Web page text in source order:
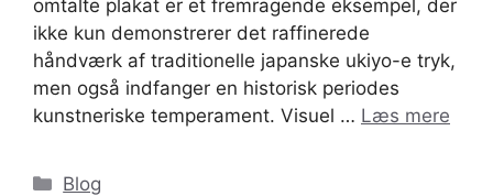
omtalte plakat er et fremragende eksempel, der
ikke kun demonstrerer det raffinerede
håndværk af traditionelle japanske ukiyo-e tryk,
men også indfanger en historisk periodes
kunstneriske temperament. Visuel … Læs mere
Kategorier
Blog